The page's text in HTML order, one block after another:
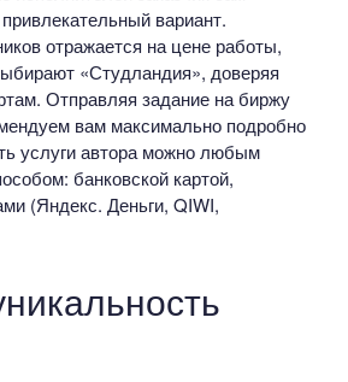
вариант.
отражается на цене работы,
«Студландия», доверяя
Отправляя задание на биржу
вам максимально подробно
услуги автора можно любым
банковской картой,
(Яндекс. Деньги, QIWI,